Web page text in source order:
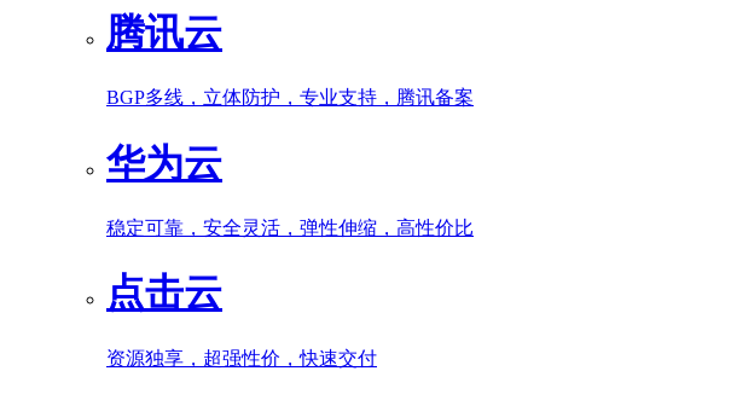
腾讯云
BGP多线，立体防护，专业支持，腾讯备案
华为云
稳定可靠，安全灵活，弹性伸缩，高性价比
点击云
资源独享，超强性价，快速交付